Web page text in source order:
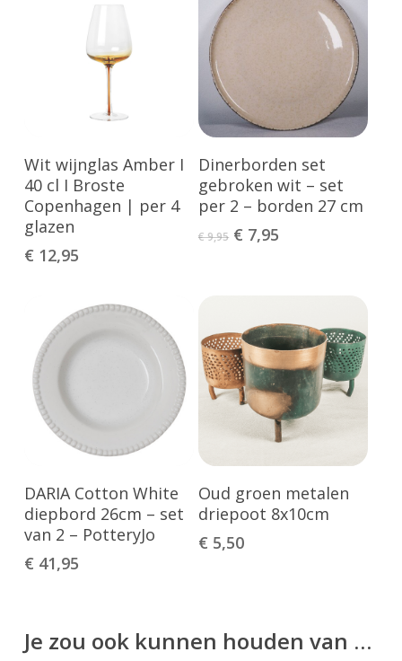
Toevoegen Aan
Winkelwagen
Wit wijnglas Amber I
40 cl I Broste
Copenhagen | per 4
glazen
€ 12,95
Toevoegen Aan
Winkelwagen
Dinerborden set
gebroken wit – set
per 2 – borden 27 cm
€9,95 Oorspronkelijke
€ 7,95
Toevoegen Aan
Winkelwagen
DARIA Cotton White
diepbord 26cm – set
van 2 – PotteryJo
€ 41,95
Toevoegen Aan
Winkelwagen
Oud groen metalen
driepoot 8x10cm
€ 5,50
Je zou ook kunnen houden van …